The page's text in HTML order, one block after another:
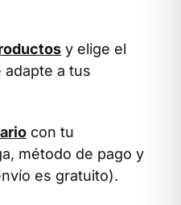
y elige el
adapte a tus
con tu
método de pago y
es gratuito).